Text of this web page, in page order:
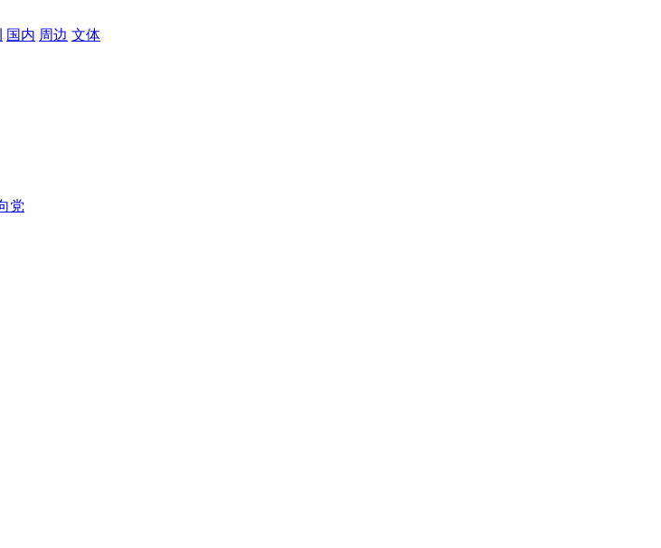
国内 周边 文体
党